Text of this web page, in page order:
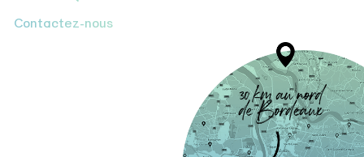
Contactez-nous